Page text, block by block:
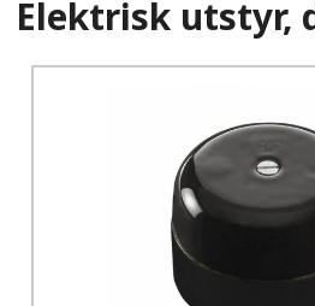
Elektrisk utstyr,